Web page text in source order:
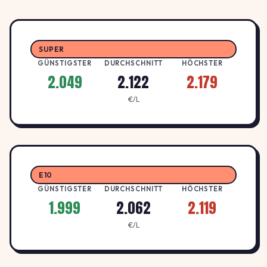
Aral Tankstelle
Koblenzer Straße 171, 53177 Bonn
2.159
€/L
Bonn, Hausdorffstr. 223 2.139
C
CLASSIC SCHERER
↓ -1.9%
€/L
2.109
SUPER
GÜNSTIGSTER
2.049
DURCHSCHNITT
2.122
HÖCHSTER
2.179
€/L
E10
GÜNSTIGSTER
1.999
DURCHSCHNITT
2.062
HÖCHSTER
2.119
€/L